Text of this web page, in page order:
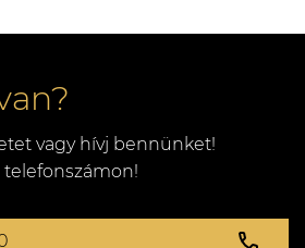
vagy hívj bennünket!
telefonszámon!